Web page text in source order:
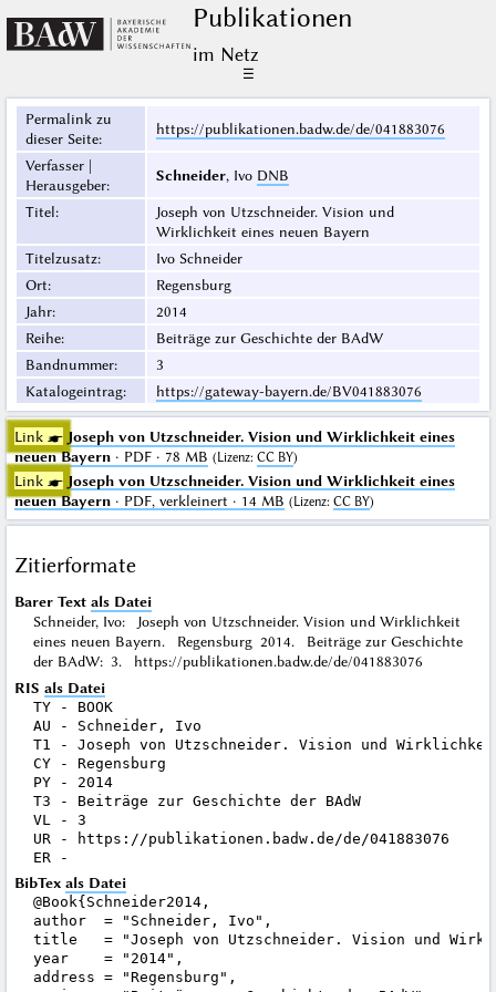
Publikationen
im Netz
☰
Permalink zu
dieser Seite:
https://publikationen.badw.de/de/041883076
Verfasser |
Herausgeber:
Schneider, Ivo DNB
Titel:
Joseph von Utzschneider. Vision und
Wirklichkeit eines neuen Bayern
Titelzusatz:
Ivo Schneider
Ort:
Regensburg
Jahr:
2014
Reihe:
Beiträge zur Geschichte der BAdW
Bandnummer:
3
Katalogeintrag: https://gateway-bayern.de/BV041883076
Link ☛ Joseph von Utzschneider. Vision und Wirklichkeit eines
neuen Bayern· PDF · 78 MB (Lizenz: CC BY)
Link ☛ Joseph von Utzschneider. Vision und Wirklichkeit eines
neuen Bayern· PDF, verkleinert · 14 MB (Lizenz: CC BY)
Zitierformate
Barer Text als Datei
Schneider, Ivo: Joseph von Utzschneider. Vision und Wirklichkeit
eines neuen Bayern. Regensburg 2014. Beiträge zur Geschichte
der BAdW: 3. https://publikationen.badw.de/de/041883076
RIS als Datei
TY - BOOK
AU - Schneider, Ivo
T1 - Joseph von Utzschneider. Vision und
CY - Regensburg
PY - 2014
T3 - Beiträge zur Geschichte der BAdW
VL - 3
UR - https://publikationen.badw.de/de/041883076
BibTex als Datei
@Book{Schneider2014,
author  = "Schneider, Ivo",
title   = "Joseph von Utzschneider. Vision und
year    = "2014",
address = "Regensburg",